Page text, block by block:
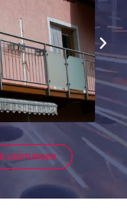
LEISTUNGEN